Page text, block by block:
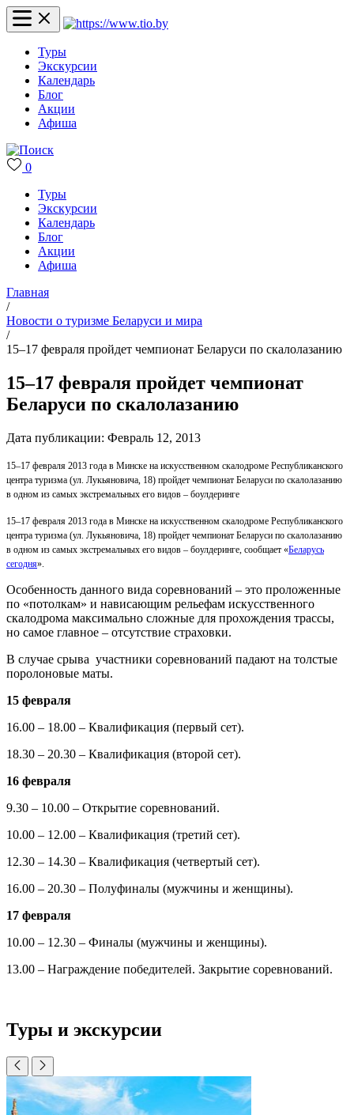
Туры
Экскурсии
Календарь
Блог
Акции
Афиша
0
Туры
Экскурсии
Календарь
Блог
Акции
Афиша
Главная
/
Новости о туризме Беларуси и мира
/
15–17 февраля пройдет чемпионат Беларуси по скалолазанию
15–17 февраля пройдет чемпионат
Беларуси по скалолазанию
Дата публикации: Февраль 12, 2013
15–17 февраля 2013 года в Минске на искусственном скалодроме Республиканского
центра туризма (ул. Лукьяновича, 18) пройдет чемпионат Беларуси по скалолазанию
в одном из самых экстремальных его видов – боулдеринге
15–17 февраля 2013 года в Минске на искусственном скалодроме Республиканского
центра туризма (ул. Лукьяновича, 18) пройдет чемпионат Беларуси по скалолазанию
в одном из самых экстремальных его видов – боулдеринге, сообщает «Беларусь
сегодня».
Особенность данного вида соревнований – это проложенные
по «потолкам» и нависающим рельефам искусственного
скалодрома максимально сложные для прохождения трассы,
но самое главное – отсутствие страховки.
В случае срыва участники соревнований падают на толстые
поролоновые маты.
15 февраля
16.00 – 18.00 – Квалификация (первый сет).
18.30 – 20.30 – Квалификация (второй сет).
16 февраля
9.30 – 10.00 – Открытие соревнований.
10.00 – 12.00 – Квалификация (третий сет).
12.30 – 14.30 – Квалификация (четвертый сет).
16.00 – 20.30 – Полуфиналы (мужчины и женщины).
17 февраля
10.00 – 12.30 – Финалы (мужчины и женщины).
13.00 – Награждение победителей. Закрытие соревнований.
Туры и экскурсии